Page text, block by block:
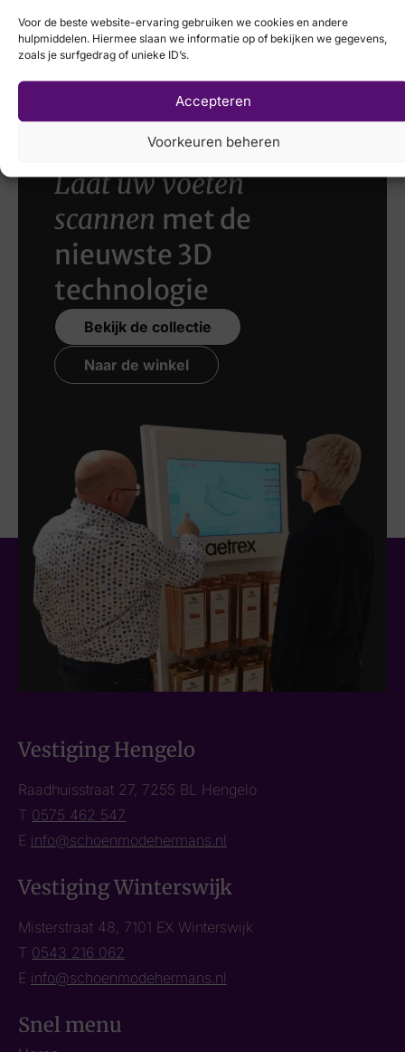
Voor de beste website-ervaring gebruiken we cookies en andere
hulpmiddelen. Hiermee slaan we informatie op of bekijken we gegevens,
zoals je surfgedrag of unieke ID’s.
Accepteren
Voorkeuren beheren
Breedtemaat
G½
Mephisto
194,95 €149,95
Laat uw voeten
scannen met de
nieuwste 3D
technologie
Bekijk de collectie
Naar de winkel
Vestiging Hengelo
Raadhuisstraat 27, 7255 BL Hengelo
T 0575 462 547
E info@schoenmodehermans.nl
Vestiging Winterswijk
Misterstraat 48, 7101 EX Winterswijk
T 0543 216 062
E info@schoenmodehermans.nl
Snel menu